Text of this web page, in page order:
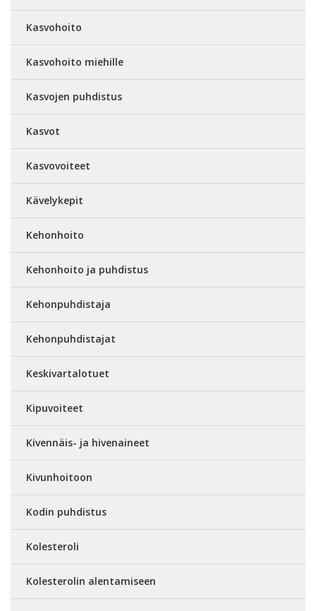
Kasvohoito
Kasvohoito miehille
Kasvojen puhdistus
Kasvot
Kasvovoiteet
Kävelykepit
Kehonhoito
Kehonhoito ja puhdistus
Kehonpuhdistaja
Kehonpuhdistajat
Keskivartalotuet
Kipuvoiteet
Kivennäis- ja hivenaineet
Kivunhoitoon
Kodin puhdistus
Kolesteroli
Kolesterolin alentamiseen